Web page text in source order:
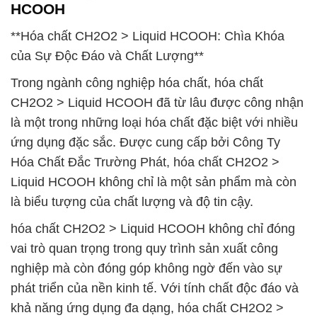
HCOOH
**Hóa chất CH2O2 > Liquid HCOOH: Chìa Khóa
của Sự Độc Đáo và Chất Lượng**
Trong ngành công nghiệp hóa chất, hóa chất
CH2O2 > Liquid HCOOH đã từ lâu được công nhận
là một trong những loại hóa chất đặc biệt với nhiều
ứng dụng đặc sắc. Được cung cấp bởi Công Ty
Hóa Chất Đắc Trường Phát, hóa chất CH2O2 >
Liquid HCOOH không chỉ là một sản phẩm mà còn
là biểu tượng của chất lượng và độ tin cậy.
hóa chất CH2O2 > Liquid HCOOH không chỉ đóng
vai trò quan trọng trong quy trình sản xuất công
nghiệp mà còn đóng góp không ngờ đến vào sự
phát triển của nền kinh tế. Với tính chất độc đáo và
khả năng ứng dụng đa dạng, hóa chất CH2O2 >